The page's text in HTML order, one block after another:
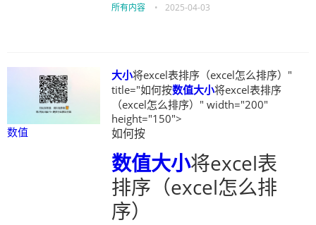
所有内容 • 2025-04-03
数值
大小将excel表排序（excel怎么排序）"
title="如何按数值大小将excel表排序
（excel怎么排序）" width="200"
height="150">
如何按
数值大小将excel表
排序（excel怎么排
序）